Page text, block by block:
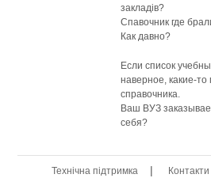
закладів?
Спавочник где
Как давно?
Если список
наверное, какие-
справочника.
Ваш ВУЗ
себя?
Технічна підтримка | Контакти